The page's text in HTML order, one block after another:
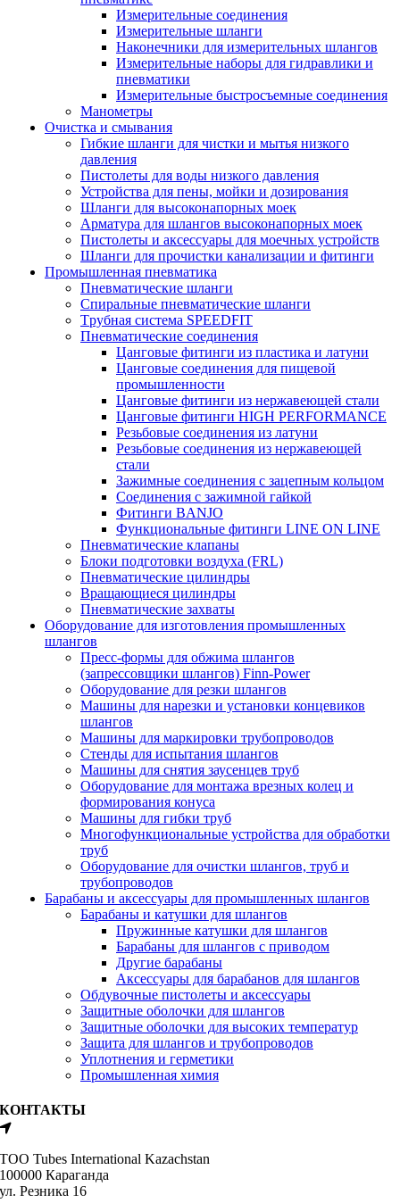
Измерительные соединения
Измерительные шланги
Наконечники для измерительных шлангов
Измерительные наборы для гидравлики и
пневматики
Измерительные быстросъемные соединения
Манометры
Очистка и смывания
Гибкие шланги для чистки и мытья низкого
давления
Пистолеты для воды низкого давления
Устройства для пены, мойки и дозирования
Шланги для высоконапорных моек
Арматура для шлангов высоконапорных моек
Пистолеты и аксессуары для моечных устройств
Шланги для прочистки канализации и фитинги
Промышленная пневматика
Пневматические шланги
Спиральные пневматические шланги
Tрубная система SPEEDFIT
Пневматические соединения
Цанговые фитинги из пластика и латуни
Цанговые соединения для пищевой
промышленности
Цанговые фитинги из нержавеющей стали
Цанговые фитинги HIGH PERFORMANCE
Резьбовые соединения из латуни
Резьбовые соединения из нержавеющей
стали
Зажимные соединения с зацепным кольцом
Соединения с зажимной гайкой
Фитинги BANJO
Функциональные фитинги LINE ON LINE
Пневматические клапаны
Блоки подготовки воздуха (FRL)
Пневматические цилиндры
Вращающиеся цилиндры
Пневматические захваты
Оборудование для изготовления промышленных
шлангов
Пресс-формы для обжима шлангов
(запрессовщики шлангов) Finn-Power
Оборудование для резки шлангов
Машины для нарезки и установки концевиков
шлангов
Машины для маркировки трубопроводов
Стенды для испытания шлангов
Машины для снятия заусенцев труб
Оборудование для монтажа врезных колец и
формирования конуса
Машины для гибки труб
Многофункциональные устройства для обработки
труб
Оборудование для очистки шлангов, труб и
трубопроводов
Барабаны и аксессуары для промышленных шлангов
Барабаны и катушки для шлангов
Пружинные катушки для шлангов
Барабаны для шлангов с приводом
Другие барабаны
Аксессуары для барабанов для шлангов
Обдувочные пистолеты и аксессуары
Защитные оболочки для шлангов
Защитные оболочки для высоких температур
Защита для шлангов и трубопроводов
Уплотнения и герметики
Промышленная химия
КОНТАКТЫ
ТОО Tubes International Kazachstan
100000 Караганда
ул. Резника 16